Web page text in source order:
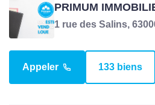
PRIMUM
1 rue des Salins,
Appeler 133 biens